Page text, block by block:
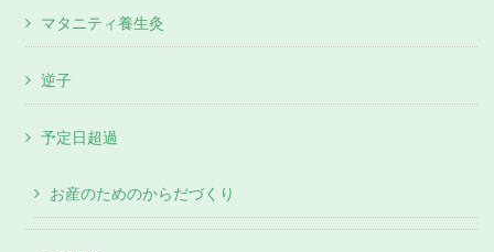
マタニティ養生灸
逆子
予定日超過
お産のためのからだづくり